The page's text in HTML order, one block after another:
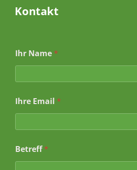
Kontakt
Ihr Name *
a
c
r
c
h
Ihre Email *
Betreff*